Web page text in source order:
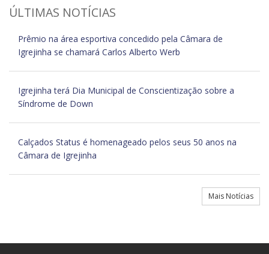
ÚLTIMAS NOTÍCIAS
Prêmio na área esportiva concedido pela Câmara de
Igrejinha se chamará Carlos Alberto Werb
Igrejinha terá Dia Municipal de Conscientização sobre a
Síndrome de Down
Calçados Status é homenageado pelos seus 50 anos na
Câmara de Igrejinha
Mais Notícias